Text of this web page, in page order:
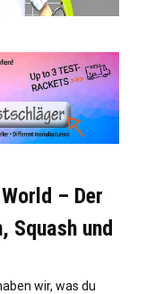
– Der
Squash und
wir, was du